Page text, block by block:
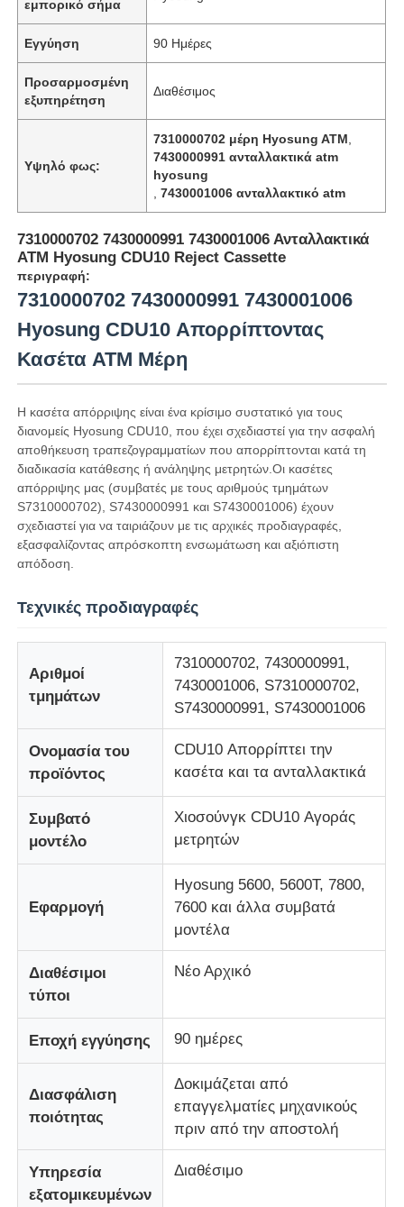
Αρχική Σελίδα
Προϊόντα
Βίντεο
Σχετικά με εμάς
Ποιοτικός έλεγχος
επαφή
Όλες οι περιπτώσεις
Ζητήστε ένα απόσπασμα
Τμήματα ATM Diebold
Ανταλλακτικά NCR ATM
εμπορικό σήμα
Εγγύηση 90 Ημέρες
Προσαρμοσμένη
εξυπηρέτηση
Διαθέσιμος
Υψηλό φως:
7310000702 μέρη Hyosung ATM
7430000991 ανταλλακτικά atm
hyosung
,7430001006 ανταλλακτικό atm
7310000702 7430000991 7430001006 Ανταλλακτικά
ATM Hyosung CDU10 Reject Cassette
περιγραφή:
7310000702 7430000991 7430001006
Hyosung CDU10 Απορρίπτοντας
Κασέτα ATM Μέρη
Η κασέτα απόρριψης είναι ένα κρίσιμο συστατικό για τους
διανομείς Hyosung CDU10, που έχει σχεδιαστεί για την ασφαλή
αποθήκευση τραπεζογραμματίων που απορρίπτονται κατά τη
διαδικασία κατάθεσης ή ανάληψης μετρητών.Οι κασέτες
απόρριψης μας (συμβατές με τους αριθμούς τμημάτων
S7310000702), S7430000991 και S7430001006) έχουν
σχεδιαστεί για να ταιριάζουν με τις αρχικές προδιαγραφές,
εξασφαλίζοντας απρόσκοπτη ενσωμάτωση και αξιόπιστη
απόδοση.
Τεχνικές προδιαγραφές
Αριθμοί
τμημάτων
7310000702, 7430000991,
7430001006, S7310000702,
S7430000991, S7430001006
Ονομασία του
προϊόντος
CDU10 Απορρίπτει την
κασέτα και τα ανταλλακτικά
Συμβατό
μοντέλο
Χιοσούνγκ CDU10 Αγοράς
μετρητών
Εφαρμογή
Hyosung 5600, 5600T, 7800,
7600 και άλλα συμβατά
μοντέλα
Διαθέσιμοι
τύποι
Νέο Αρχικό
Εποχή εγγύησης 90 ημέρες
Διασφάλιση
ποιότητας
Δοκιμάζεται από
επαγγελματίες μηχανικούς
πριν από την αποστολή
Υπηρεσία
εξατομικευμένων
Διαθέσιμο